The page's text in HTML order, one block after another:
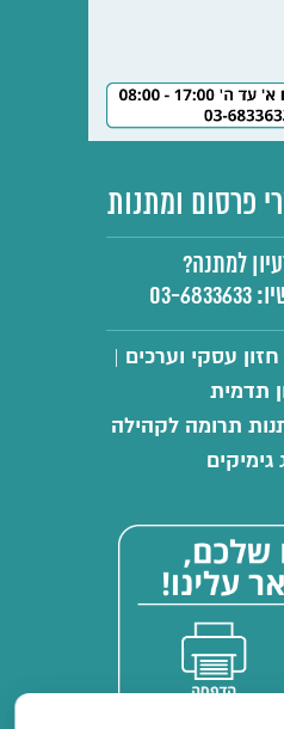
פרסום ומתנות
למתנה?
03-6833633
חזון עסקי וערכים |
תדמית
תרומה לקהילה
גימיקים